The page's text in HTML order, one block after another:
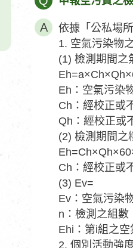
依據「公私場
1. 空氣污染物
(1) 檢測期間之
Eh：空氣污染
Ch：經校正或
Qh：經校正或
(2) 檢測期間之
Ch：經校正或
(3) Ev=
Ev：空氣污染
n：檢測之組數
Ehi：第i組之空
2. 個別活動強